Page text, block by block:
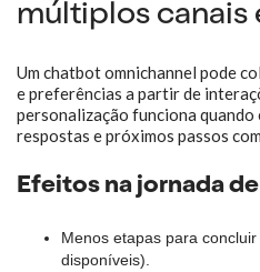
múltiplos canais
Um chatbot omnichannel pode
e preferências a partir de
personalização funciona quando
respostas e próximos passos
Efeitos na jornada
Menos etapas para
disponíveis).